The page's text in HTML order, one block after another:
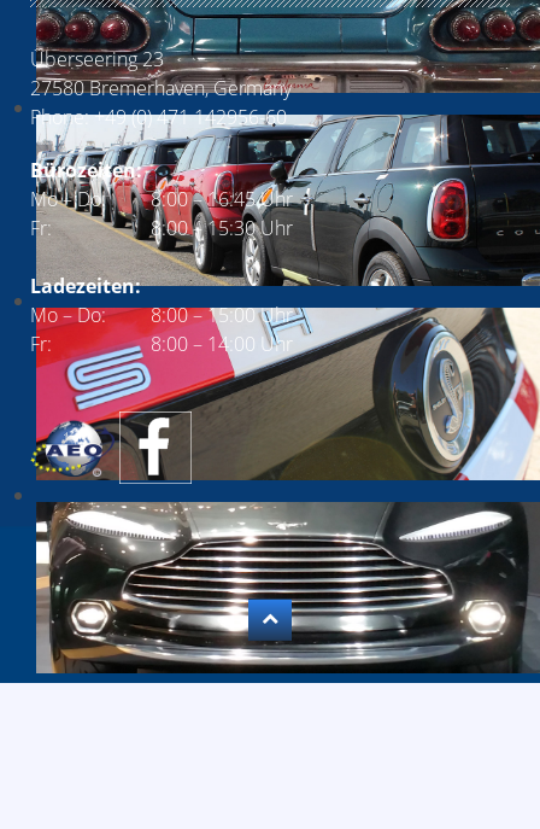
Überseering 23
27580 Bremerhaven, Germany
Phone: +49 (0) 471 142956-60
Bürozeiten:
Mo – Do:
8:00 – 16:45 Uhr
Fr:
8:00 – 15:30 Uhr
Ladezeiten:
Mo – Do:
8:00 – 15:00 Uhr
Fr:
8:00 – 14:00 Uhr